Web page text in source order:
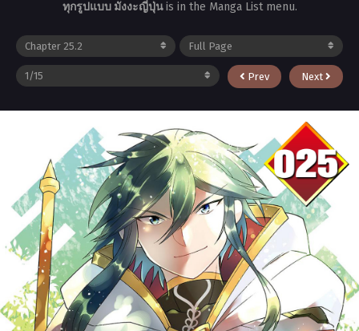
ทุกรูปแบบ มังงะญี่ปุ่นis in the Manga List menu.
Prev Next